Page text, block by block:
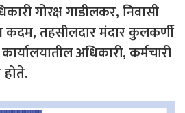
गोरक्ष गाडीलकर, निवासी
कदम, तहसीलदार मंदार कुलकर्णी
अधिकारी, कर्मचारी